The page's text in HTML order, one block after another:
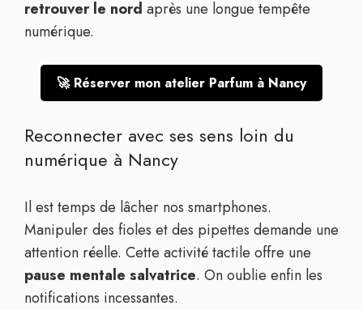
retrouver le nord après une longue tempête
numérique.
🚀 Réserver mon atelier Parfum à Nancy
Reconnecter avec ses sens loin du
numérique à Nancy
Il est temps de lâcher nos smartphones.
Manipuler des fioles et des pipettes demande une
attention réelle. Cette activité tactile offre une
pause mentale salvatrice. On oublie enfin les
notifications incessantes.